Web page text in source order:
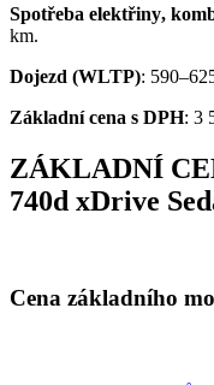
Spotřeba elektřiny,
km.
Dojezd (WLTP): 590–
Základní cena s DPH: 3
ZÁKLADNÍ
740d xDrive
Cena základního